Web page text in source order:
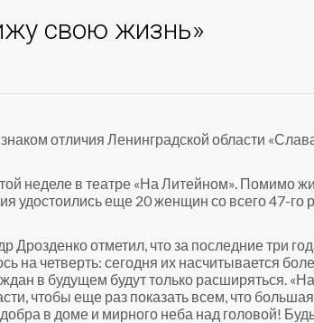
свою жизнь»
отличия Ленинградской области
неделе в театре «На Литейном». Помимо
удостоились еще 20 женщин со всего 47-го
Дрозденко отметил, что за последние три
на четверть: сегодня их насчитывается
в будущем будут только расширяться.
чтобы еще раз показать всем, что большая
в доме и мирного неба над головой!